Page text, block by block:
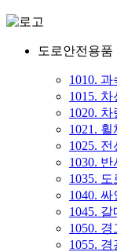
도로안전용품
1010.
1015.
1020.
1021.
1025.
1030. 반
1035.
1040.
1045.
1050.
1055. 경